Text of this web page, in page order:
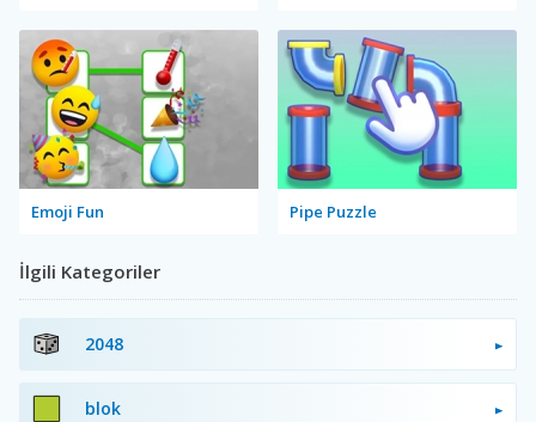
Emoji Fun Pipe Puzzle
İlgili Kategoriler
2048
blok